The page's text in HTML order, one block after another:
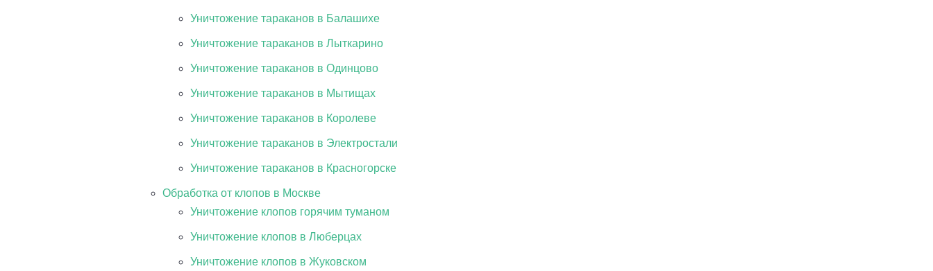
Уничтожение тараканов в Балашихе
Уничтожение тараканов в Лыткарино
Уничтожение тараканов в Одинцово
Уничтожение тараканов в Мытищах
Уничтожение тараканов в Королеве
Уничтожение тараканов в Электростали
Уничтожение тараканов в Красногорске
Обработка от клопов в Москве
Уничтожение клопов горячим туманом
Уничтожение клопов в Люберцах
Уничтожение клопов в Жуковском